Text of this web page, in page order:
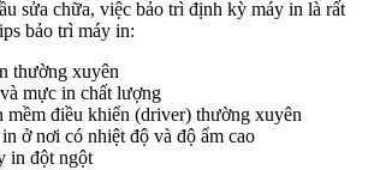
sửa chữa, việc bảo trì định kỳ máy in là rất
bảo trì máy in:
thường xuyên
mực in chất lượng
mềm điều khiển (driver) thường xuyên
ở nơi có nhiệt độ và độ ẩm cao
in đột ngột